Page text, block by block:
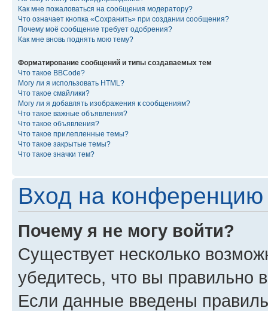
Как мне пожаловаться на сообщения модератору?
Что означает кнопка «Сохранить» при создании сообщения?
Почему моё сообщение требует одобрения?
Как мне вновь поднять мою тему?
Форматирование сообщений и типы создаваемых тем
Что такое BBCode?
Могу ли я использовать HTML?
Что такое смайлики?
Могу ли я добавлять изображения к сообщениям?
Что такое важные объявления?
Что такое объявления?
Что такое прилепленные темы?
Что такое закрытые темы?
Что такое значки тем?
Вход на конференцию
Почему я не могу войти?
Существует несколько
убедитесь, что вы правильно
Если данные введены